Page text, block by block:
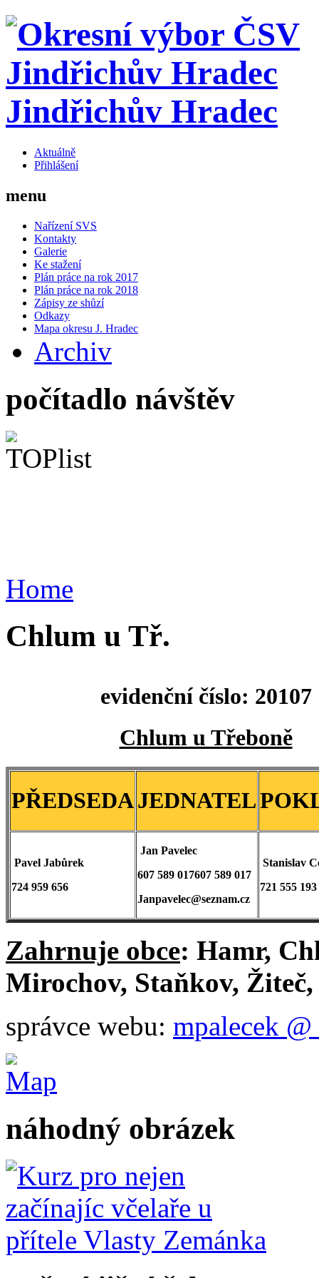
Jindřichův Hradec
Aktuálně
Přihlášení
menu
Nařízení SVS
Kontakty
Galerie
Ke stažení
Plán práce na rok 2017
Plán práce na rok 2018
Zápisy ze shůzí
Odkazy
Mapa okresu J. Hradec
Archiv
počítadlo návštěv
Home
Chlum u Tř.
evidenční číslo: 20107
Chlum u Třeboně
PŘEDSEDAJEDNATEL
Pavel Jabůrek
724 959 656
Jan Pavelec
607 589 017607 589 017
Janpavelec@seznam.cz
Stanislav
721 555 193
Zahrnuje obce: Hamr,
Mirochov, Staňkov,
správce webu: mpalecek @
náhodný obrázek